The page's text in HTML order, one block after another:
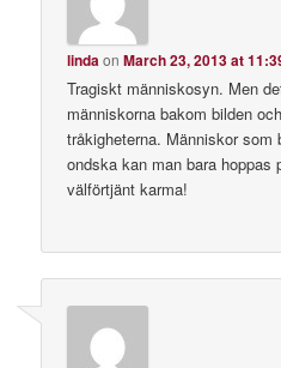
lindaonMarch 23, 2013 at
Tragiskt människosyn. Men
människorna bakom bilden
tråkigheterna. Människor som
ondska kan man bara hoppas
välförtjänt karma!